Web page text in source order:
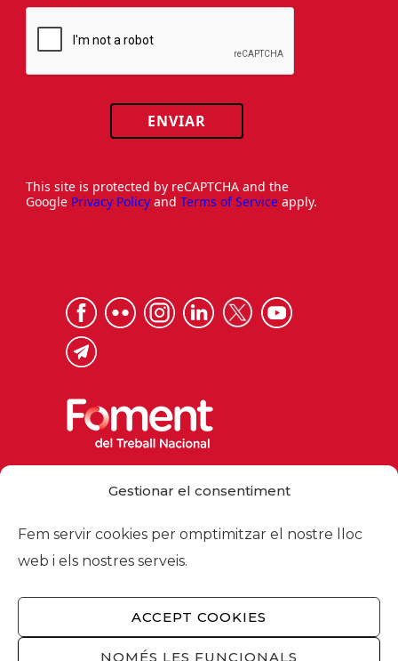
Gestionar el consentiment
Fem servir cookies per omptimitzar el nostre lloc
web i els nostres serveis.
ACCEPT COOKIES
NOMÉS LES FUNCIONALS
ENVIAR
This site is protected by reCAPTCHA and the
Google Privacy Policy and Terms of Service apply.
foment@foment.com
© 2026 - Foment del Treball Nacional
Nosaltres